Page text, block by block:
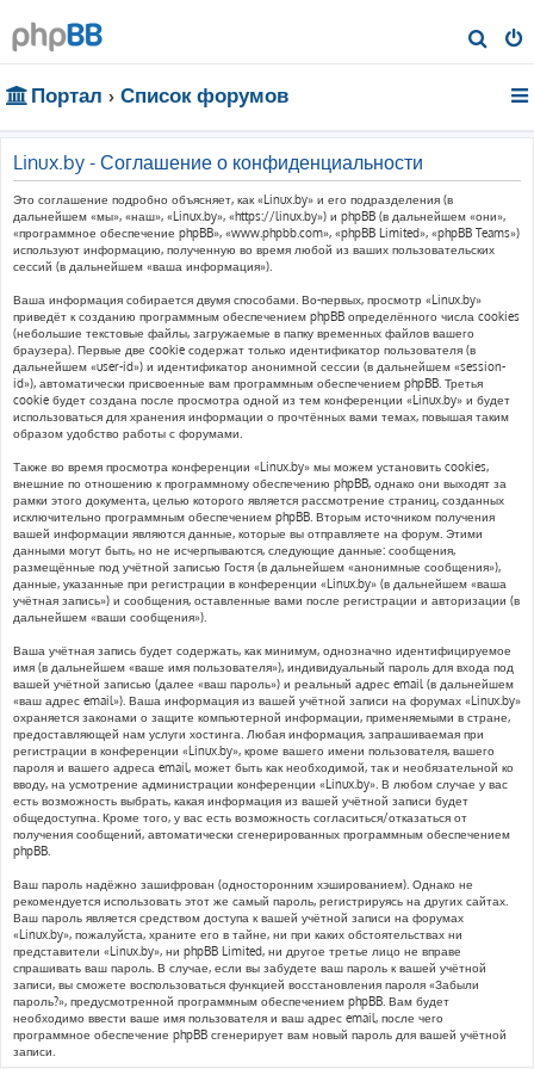
о
Портал Список форумов
Linux.by - Соглашение о конфиденциальности
Это соглашение подробно объясняет, как «Linux.by» и его подразделения (в
дальнейшем «мы», «наш», «Linux.by», «https://linux.by») и phpBB (в дальнейшем «они»,
«программное обеспечение phpBB», «www.phpbb.com», «phpBB Limited», «phpBB Teams»)
используют информацию, полученную во время любой из ваших пользовательских
сессий (в дальнейшем «ваша информация»).
Ваша информация собирается двумя способами. Во-первых, просмотр «Linux.by»
приведёт к созданию программным обеспечением phpBB определённого числа cookies
(небольшие текстовые файлы, загружаемые в папку временных файлов вашего
браузера). Первые две cookie содержат только идентификатор пользователя (в
дальнейшем «user-id») и идентификатор анонимной сессии (в дальнейшем «session-
id»), автоматически присвоенные вам программным обеспечением phpBB. Третья
cookie будет создана после просмотра одной из тем конференции «Linux.by» и будет
использоваться для хранения информации о прочтённых вами темах, повышая таким
образом удобство работы с форумами.
Также во время просмотра конференции «Linux.by» мы можем установить cookies,
внешние по отношению к программному обеспечению phpBB, однако они выходят за
рамки этого документа, целью которого является рассмотрение страниц, созданных
исключительно программным обеспечением phpBB. Вторым источником получения
вашей информации являются данные, которые вы отправляете на форум. Этими
данными могут быть, но не исчерпываются, следующие данные: сообщения,
размещённые под учётной записью Гостя (в дальнейшем «анонимные сообщения»),
данные, указанные при регистрации в конференции «Linux.by» (в дальнейшем «ваша
учётная запись») и сообщения, оставленные вами после регистрации и авторизации (в
дальнейшем «ваши сообщения»).
Ваша учётная запись будет содержать, как минимум, однозначно идентифицируемое
имя (в дальнейшем «ваше имя пользователя»), индивидуальный пароль для входа под
вашей учётной записью (далее «ваш пароль») и реальный адрес email (в дальнейшем
«ваш адрес email»). Ваша информация из вашей учётной записи на форумах «Linux.by»
охраняется законами о защите компьютерной информации, применяемыми в стране,
предоставляющей нам услуги хостинга. Любая информация, запрашиваемая при
регистрации в конференции «Linux.by», кроме вашего имени пользователя, вашего
пароля и вашего адреса email, может быть как необходимой, так и необязательной ко
вводу, на усмотрение администрации конференции «Linux.by». В любом случае у вас
есть возможность выбрать, какая информация из вашей учётной записи будет
общедоступна. Кроме того, у вас есть возможность согласиться/отказаться от
получения сообщений, автоматически сгенерированных программным обеспечением
phpBB.
Ваш пароль надёжно зашифрован (односторонним хэшированием). Однако не
рекомендуется использовать этот же самый пароль, регистрируясь на других сайтах.
Ваш пароль является средством доступа к вашей учётной записи на форумах
«Linux.by», пожалуйста, храните его в тайне, ни при каких обстоятельствах ни
представители «Linux.by», ни phpBB Limited, ни другое третье лицо не вправе
спрашивать ваш пароль. В случае, если вы забудете ваш пароль к вашей учётной
записи, вы сможете воспользоваться функцией восстановления пароля «Забыли
пароль?», предусмотренной программным обеспечением phpBB. Вам будет
необходимо ввести ваше имя пользователя и ваш адрес email, после чего
программное обеспечение phpBB сгенерирует вам новый пароль для вашей учётной
записи.